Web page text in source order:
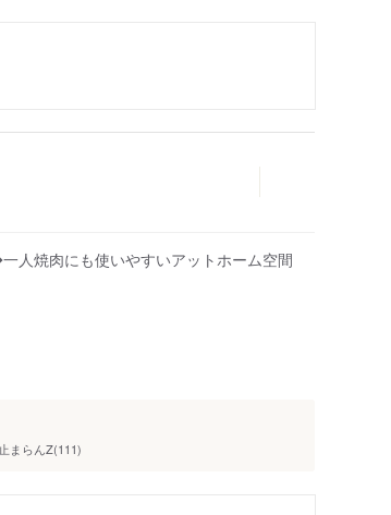
人焼肉にも使いやすいアットホーム空間
まらんZ(111)